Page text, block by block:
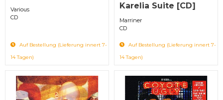
Various
CD
Auf Bestellung (Lieferung innert 7-
14 Tagen)
Karelia Suite [CD]
Marriner
CD
Auf Bestellung (Lieferung innert 7-
14 Tagen)